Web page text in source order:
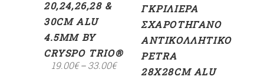
20,24,26,28 &
30CM ALU
4.5MM BY
CRYSPO TRIO®
19.00€– 33.00€
ΓΚΡΙΛΙΈΡΑ
ΣΧΑΡΟΤΉΓΑΝΟ
ΑΝΤΙΚΟΛΛΗΤΙΚΌ
PETRA
28X28CM ALU